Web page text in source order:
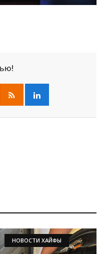
НОВОСТИ ХАЙФЫ